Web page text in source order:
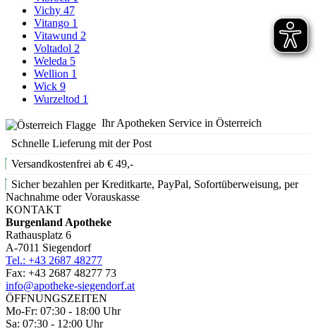
Vichy 47
Vitango 1
Vitawund 2
Voltadol 2
Weleda 5
Wellion 1
Wick 9
Wurzeltod 1
Ihr Apotheken Service in Österreich
Schnelle Lieferung mit der Post
Versandkostenfrei ab € 49,-
Sicher bezahlen per Kreditkarte, PayPal, Sofortüberweisung, per
Nachnahme oder Vorauskasse
KONTAKT
Burgenland Apotheke
Rathausplatz 6
A-7011 Siegendorf
Tel.: +43 2687 48277
Fax: +43 2687 48277 73
info@apotheke-siegendorf.at
ÖFFNUNGSZEITEN
Mo-Fr: 07:30 - 18:00 Uhr
Sa: 07:30 - 12:00 Uhr